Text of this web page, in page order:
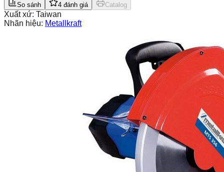
So sánh
4 đánh giá Catalog
Xuất xứ: Taiwan
Nhãn hiệu: Metallkraft